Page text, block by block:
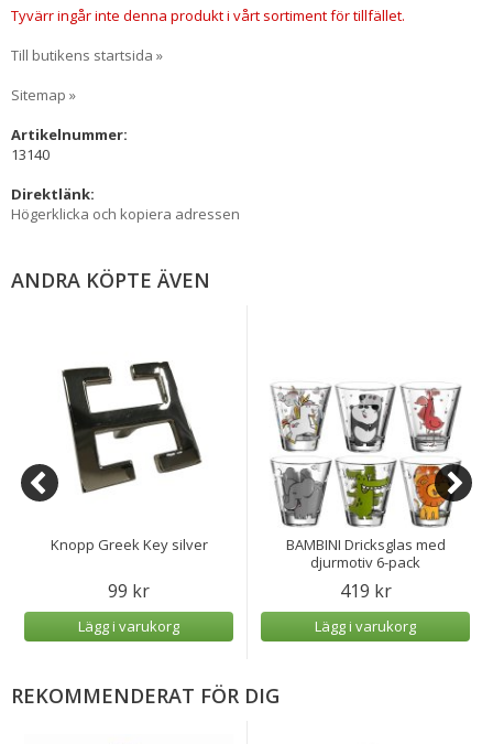
Tyvärr ingår inte denna produkt i vårt sortiment för tillfället.
Till butikens startsida »
Sitemap »
Artikelnummer:
13140
Direktlänk:
Högerklicka och kopiera adressen
ANDRA KÖPTE ÄVEN
Knopp Greek Key silver
99 kr
Lägg i varukorg
BAMBINI Dricksglas med
djurmotiv 6-pack
419 kr
Lägg i varukorg
REKOMMENDERAT FÖR DIG